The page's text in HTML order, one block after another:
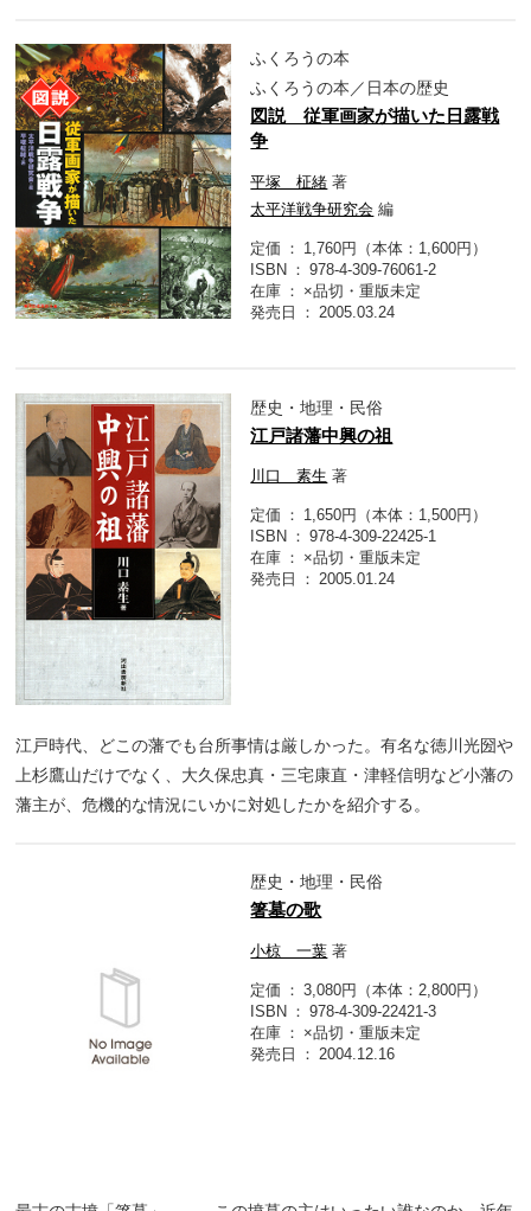
ふくろうの本
ふくろうの本／日本の歴史
図説 従軍画家が描いた日露戦
争
平塚 柾緒 著
太平洋戦争研究会 編
定価
1,760円（本体：1,600円）
ISBN
978-4-309-76061-2
在庫
×品切・重版未定
発売日
2005.03.24
歴史・地理・民俗
江戸諸藩中興の祖
川口 素生 著
定価
1,650円（本体：1,500円）
ISBN
978-4-309-22425-1
在庫
×品切・重版未定
発売日
2005.01.24
江戸時代、どこの藩でも台所事情は厳しかった。有名な徳川光圀や
上杉鷹山だけでなく、大久保忠真・三宅康直・津軽信明など小藩の
藩主が、危機的な情況にいかに対処したかを紹介する。
歴史・地理・民俗
箸墓の歌
小椋 一葉 著
定価
3,080円（本体：2,800円）
ISBN
978-4-309-22421-3
在庫
×品切・重版未定
発売日
2004.12.16